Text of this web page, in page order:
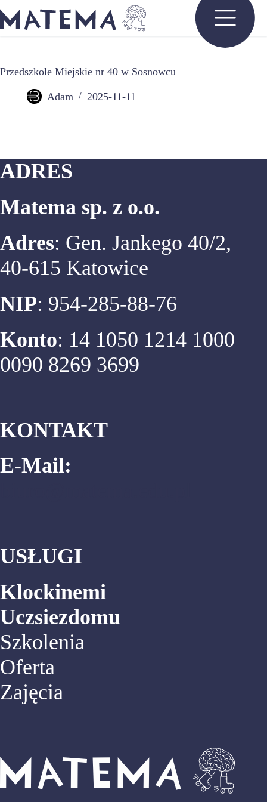
do
treści
Przedszkole Miejskie nr 40 w Sosnowcu
Adam 2025-11-11
ADRES
Matema sp. z o.o.
Adres: Gen. Jankego 40/2,
40-615 Katowice
NIP: 954-285-88-76
Konto: 14 1050 1214 1000
0090 8269 3699
KONTAKT
E-Mail:
USŁUGI
Klockinemi
Uczsiezdomu
Szkolenia
Oferta
Zajęcia